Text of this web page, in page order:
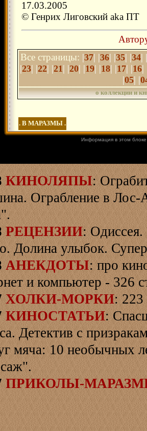
17.03.2005
© Генрих Лиговский aka ПТ
Все страницы:|37| |36| |35| |34|
|23| |22| |21| |20| |19| |18| |17| |16|
|05| |
о коллекции и
. В МАРАЗМЫ .
Информация в этом
КИНОЛЯПЫ:
Ограбление в Лос-
РЕЦЕНЗИИ:
Долина улыбок.
АНЕКДОТЫ: про
и компьютер - 326
ХОЛКИ-МОРКИ: 223
КИНОСТАТЬИ:
Детектив с
мяча: 10 необычных
ПРИКОЛЫ-